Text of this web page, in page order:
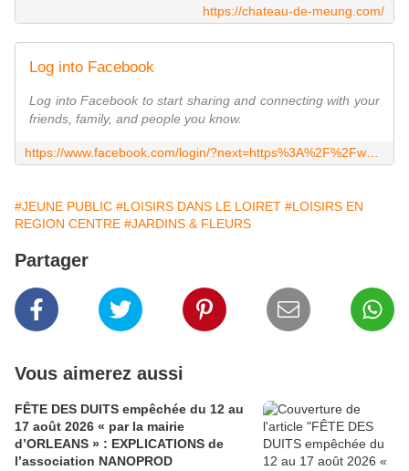
https://chateau-de-meung.com/
Log into Facebook
Log into Facebook to start sharing and connecting with your
friends, family, and people you know.
#JEUNE PUBLIC #LOISIRS DANS LE LOIRET #LOISIRS EN
REGION CENTRE #JARDINS & FLEURS
Partager
Vous aimerez aussi
FÊTE DES DUITS empêchée du 12 au
17 août 2026 « par la mairie
d’ORLEANS » : EXPLICATIONS de
l’association NANOPROD